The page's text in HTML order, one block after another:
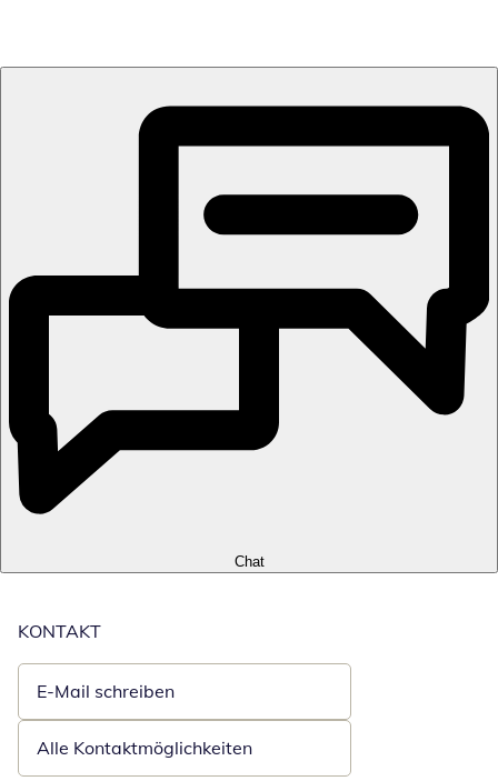
Chat
KONTAKT
E-Mail schreiben
Öffnet E-Mail-Client
Alle Kontaktmöglichkeiten